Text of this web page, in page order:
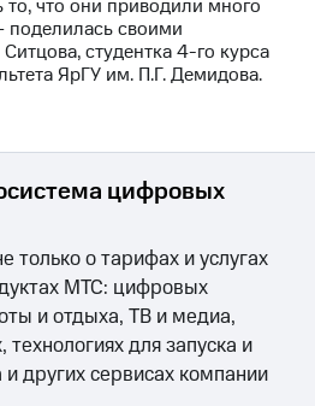
2023
что они приводили много
поделилась своими
студентка 4-го курса
ЯрГУ им. П.Г. Демидова.
цифровых
только о тарифах и услугах
МТС: цифровых
и отдыха, ТВ и медиа,
для запуска и
других сервисах компании